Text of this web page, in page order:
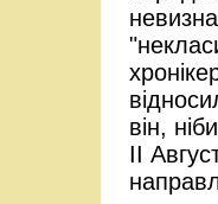
він,
II